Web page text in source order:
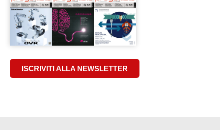
ISCRIVITI ALLA NEWSLETTER